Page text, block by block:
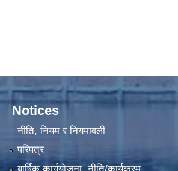
Notices
नीति, नियम र नियमावली
परिपत्र
बार्षिक कार्ययोजना, नीति/कार्यक्रम